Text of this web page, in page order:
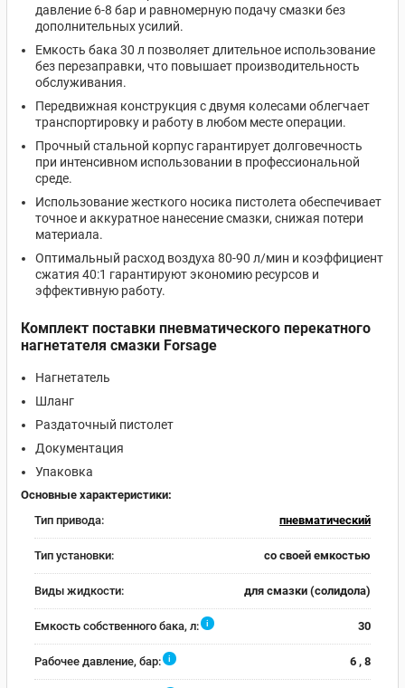
давление 6-8 бар и равномерную подачу смазки без
дополнительных усилий.
Емкость бака 30 л позволяет длительное использование
без перезаправки, что повышает производительность
обслуживания.
Передвижная конструкция с двумя колесами облегчает
транспортировку и работу в любом месте операции.
Прочный стальной корпус гарантирует долговечность
при интенсивном использовании в профессиональной
среде.
Использование жесткого носика пистолета обеспечивает
точное и аккуратное нанесение смазки, снижая потери
материала.
Оптимальный расход воздуха 80-90 л/мин и коэффициент
сжатия 40:1 гарантируют экономию ресурсов и
эффективную работу.
Комплект поставки пневматического перекатного
нагнетателя смазки Forsage
Нагнетатель
Шланг
Раздаточный пистолет
Документация
Упаковка
Основные характеристики:
Тип привода:
пневматический
Тип установки: со своей емкостью
Виды жидкости: для смазки (солидола)
Емкость собственного бака, л: i 30
Рабочее давление, бар: i 6 , 8